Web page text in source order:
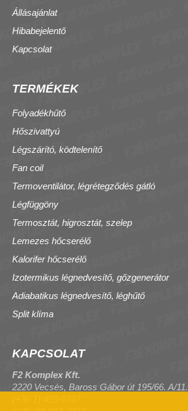
Állásajánlat
Hibabejelentő
Kapcsolat
TERMÉKEK
Folyadékhűtő
Hőszivattyú
Légszárító, ködtelenítő
Fan coil
Termoventilátor, légrétegződés gátló
Légfüggöny
Termosztát, higrosztát, szelep
Lemezes hőcserélő
Kalorifer hőcserélő
Izotermikus légnedvesítő, gőzgenerátor
Adiabatikus légnedvesítő, léghűtő
Split klíma
KAPCSOLAT
F2 Komplex Kft.
2220 Vecsés, Baross Gábor út 195/66. A/11.